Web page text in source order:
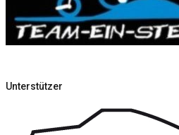
Unterstützer